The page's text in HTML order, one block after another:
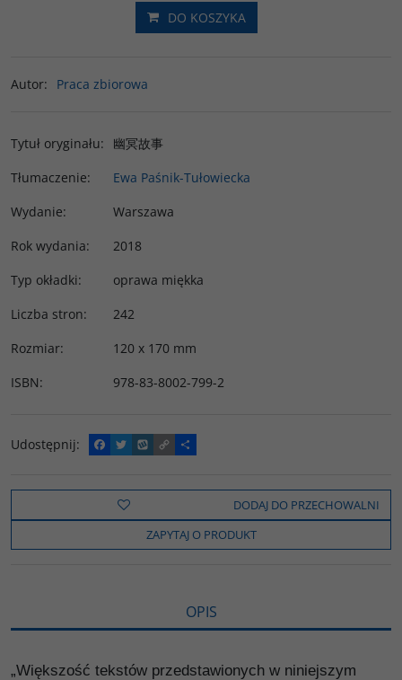
DO KOSZYKA
Autor: Praca zbiorowa
Tytuł oryginału:
幽冥故事
Tłumaczenie:
Ewa Paśnik-Tułowiecka
Wydanie:
Warszawa
Rok wydania:
2018
Typ okładki:
oprawa miękka
Liczba stron:
242
Rozmiar:
120 x 170 mm
ISBN: 978-83-8002-799-2
Udostępnij:
F
a
e
o
k
T
w
t
t
e
W
y
o
C
o
y
i
n
k
P
o
z
e
l
s
DODAJ DO PRZECHOWALNI
ZAPYTAJ O PRODUKT
OPIS
„Większość tekstów przedstawionych w niniejszym